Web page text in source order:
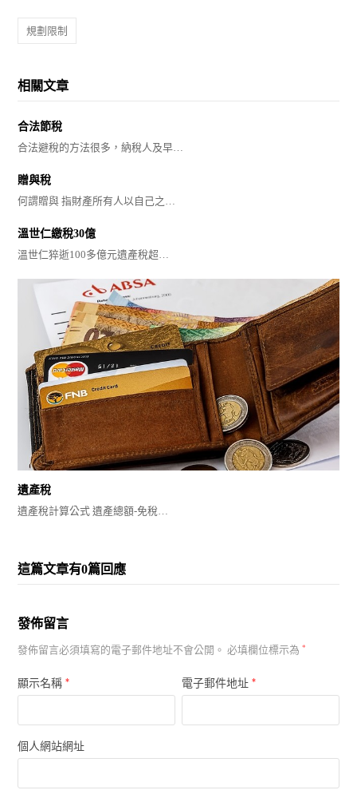
規劃限制
相關文章
合法節稅
合法避稅的方法很多，納稅人及早…
贈與稅
何謂贈與 指財產所有人以自己之…
溫世仁繳稅30億
溫世仁猝逝100多億元遺產稅超…
遺產稅
遺產稅計算公式 遺產總額-免稅…
這篇文章有0篇回應
發佈留言
發佈留言必須填寫的電子郵件地址不會公開。 必填欄位標示為*
顯示名稱* 電子郵件地址*
個人網站網址